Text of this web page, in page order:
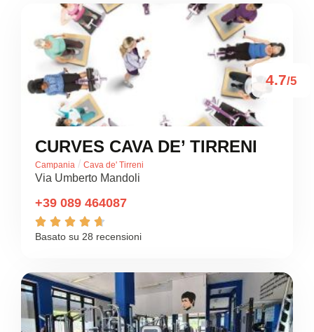
4.7/5
CURVES CAVA DE’ TIRRENI
Campania / Cava de' Tirreni
Via Umberto Mandoli
+39 089 464087
    
Basato su 28 recensioni